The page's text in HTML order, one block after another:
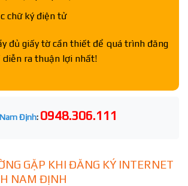
chữ ký điện tử
đủ giấy tờ cần thiết để quá trình đăng
diễn ra thuận lợi nhất!
Định: 0948.306.111
GẶP KHI ĐĂNG KÝ INTERNET
NAM ĐỊNH